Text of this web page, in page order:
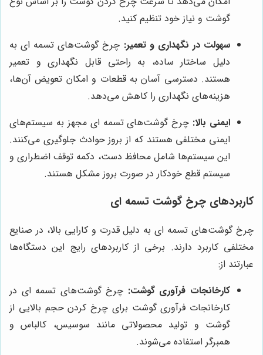
گوشت و نیاز خود تنظیم کنید.
سهولت در نگهداری و تعمیر: چرخ گوشت‌های تسمه ای به
دلیل ساختار ساده، به راحتی قابل نگهداری و تعمیر
هستند. دسترسی آسان به قطعات و امکان تعویض آن‌ها،
هزینه‌های نگهداری را کاهش می‌دهد.
ایمنی بالا: چرخ گوشت‌های تسمه ای مجهز به سیستم‌های
ایمنی مختلفی هستند که از بروز حوادث جلوگیری می‌کنند.
این سیستم‌ها شامل محافظ دست، دکمه توقف اضطراری و
سیستم قطع خودکار در صورت بروز مشکل هستند.
کاربردهای چرخ گوشت تسمه ای
چرخ گوشت‌های تسمه ای به دلیل قدرت و کارایی بالا، در صنایع
مختلفی کاربرد دارند. برخی از کاربردهای رایج این دستگاه‌ها
عبارتند از:
کارخانجات فرآوری گوشت: چرخ گوشت‌های تسمه ای در
کارخانجات فرآوری گوشت برای چرخ کردن حجم بالایی از
گوشت و تولید محصولاتی مانند سوسیس، کالباس و
همبرگر استفاده می‌شوند.